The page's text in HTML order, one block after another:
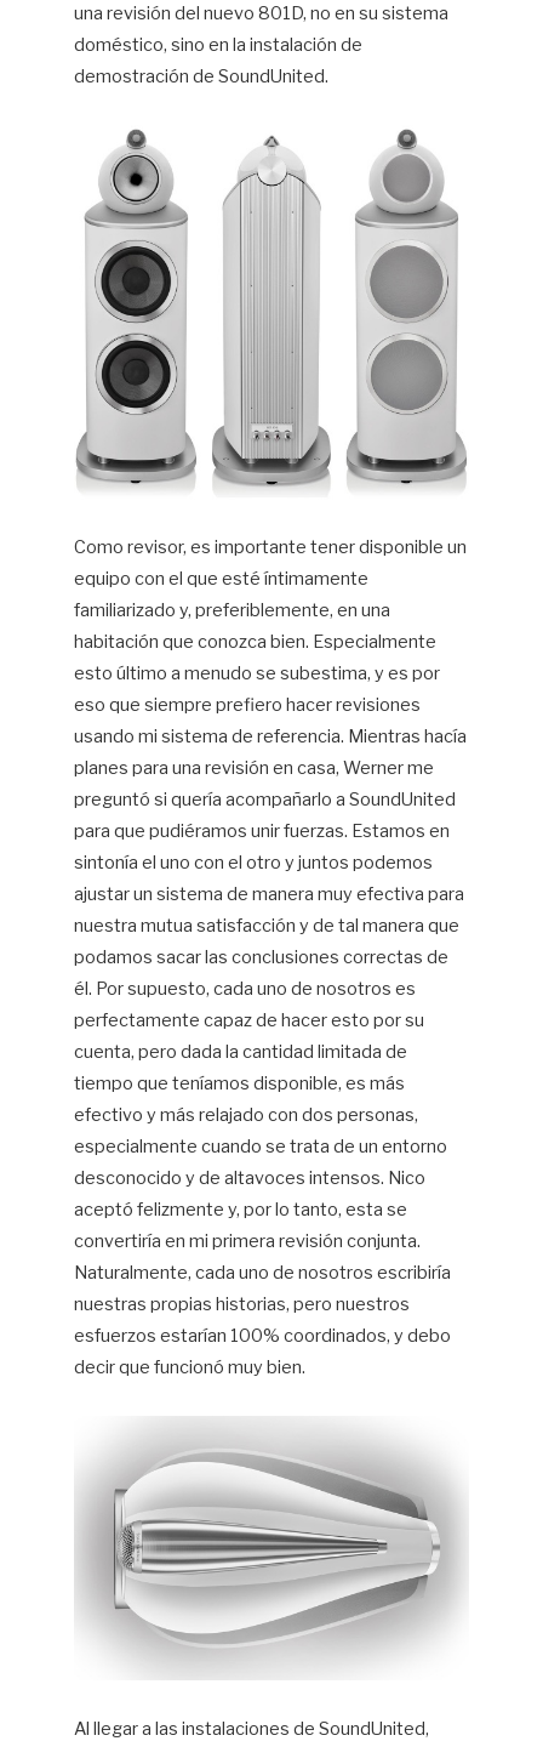
una revisión del nuevo 801D, no en su sistema
doméstico, sino en la instalación de
demostración de SoundUnited.
Como revisor, es importante tener disponible un
equipo con el que esté íntimamente
familiarizado y, preferiblemente, en una
habitación que conozca bien. Especialmente
esto último a menudo se subestima, y ​​es por
eso que siempre prefiero hacer revisiones
usando mi sistema de referencia. Mientras hacía
planes para una revisión en casa, Werner me
preguntó si quería acompañarlo a SoundUnited
para que pudiéramos unir fuerzas. Estamos en
sintonía el uno con el otro y juntos podemos
ajustar un sistema de manera muy efectiva para
nuestra mutua satisfacción y de tal manera que
podamos sacar las conclusiones correctas de
él. Por supuesto, cada uno de nosotros es
perfectamente capaz de hacer esto por su
cuenta, pero dada la cantidad limitada de
tiempo que teníamos disponible, es más
efectivo y más relajado con dos personas,
especialmente cuando se trata de un entorno
desconocido y de altavoces intensos. Nico
aceptó felizmente y, por lo tanto, esta se
convertiría en mi primera revisión conjunta.
Naturalmente, cada uno de nosotros escribiría
nuestras propias historias, pero nuestros
esfuerzos estarían 100% coordinados, y debo
decir que funcionó muy bien.
Al llegar a las instalaciones de SoundUnited,